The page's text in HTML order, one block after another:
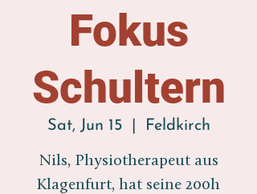
Fokus
Schultern
Sat, Jun 15
  |
Feldkirch
Nils, Physiotherapeut aus
Klagenfurt, hat seine 200h